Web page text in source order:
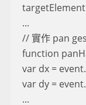
...
// 實作 pan
function
var dx =
var dy =
...